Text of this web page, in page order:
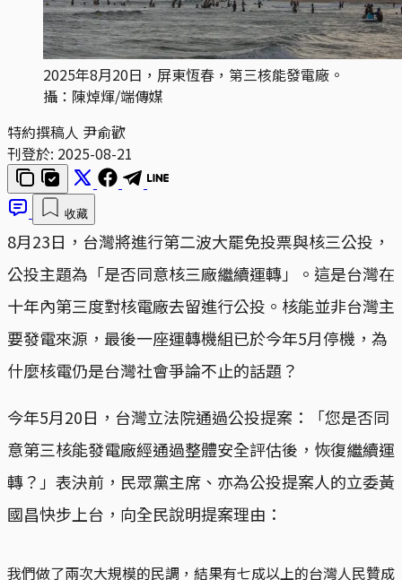
2025年8月20日，屏東恆春，第三核能發電廠。
攝：陳焯煇/端傳媒
特約撰稿人 尹俞歡
刊登於: 2025-08-21
收藏
8月23日，台灣將進行第二波大罷免投票與核三公投，
公投主題為「是否同意核三廠繼續運轉」。這是台灣在
十年內第三度對核電廠去留進行公投。核能並非台灣主
要發電來源，最後一座運轉機組已於今年5月停機，為
什麼核電仍是台灣社會爭論不止的話題？
今年5月20日，台灣立法院通過公投提案：「您是否同
意第三核能發電廠經通過整體安全評估後，恢復繼續運
轉？」表決前，民眾黨主席、亦為公投提案人的立委黃
國昌快步上台，向全民說明提案理由：
我們做了兩次大規模的民調，結果有七成以上的台灣人民贊成